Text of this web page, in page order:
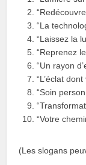
“La
“Laissez la
“Reprenez
“Un rayon
“L’éclat
“Soin
“Votre
(Les slogans